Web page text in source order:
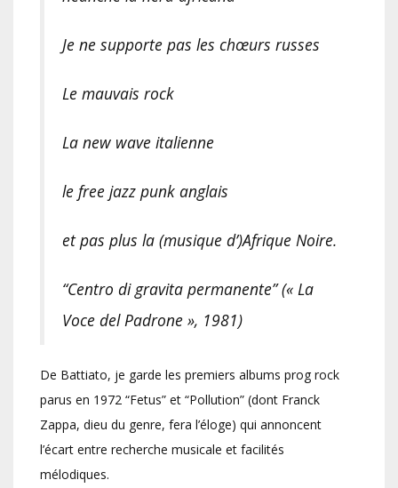
Je ne supporte pas les chœurs russes
Le mauvais rock
La new wave italienne
le free jazz punk anglais
et pas plus la (musique d’)Afrique Noire.
“Centro di gravita permanente” (« La
Voce del Padrone », 1981)
De Battiato, je garde les premiers albums prog rock
parus en 1972 “Fetus” et “Pollution” (dont Franck
Zappa, dieu du genre, fera l’éloge) qui annoncent
l’écart entre recherche musicale et facilités
mélodiques.